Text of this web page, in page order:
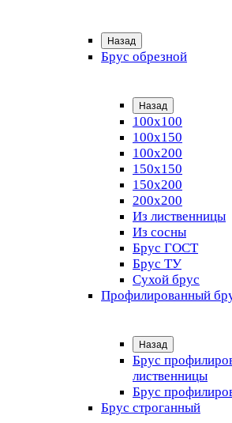
Назад
Брус обрезной
Назад
100х100
100х150
100х200
150х150
150х200
200х200
Из лиственницы
Из сосны
Брус ГОСТ
Брус ТУ
Сухой брус
Профилированный
Назад
Брус
лиственницы
Брус
Брус строганный